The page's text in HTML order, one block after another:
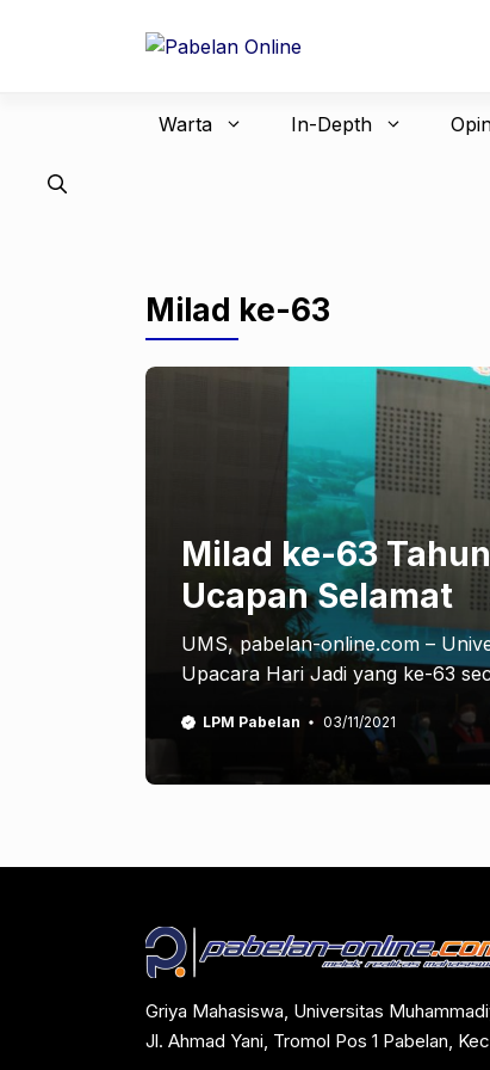
Warta In-Depth
Milad ke-63
Milad ke-63
Ucapan Selamat
UMS, pabelan-online.com –
Upacara Hari Jadi yang ke-63
LPM Pabelan 03/11/2021
Griya Mahasiswa, Universitas
Jl. Ahmad Yani, Tromol Pos 1 Pabelan,